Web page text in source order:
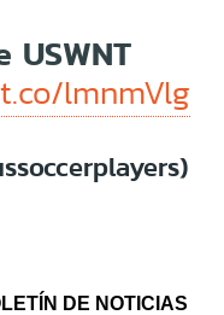
lmnmVlg
DE NOTICIAS